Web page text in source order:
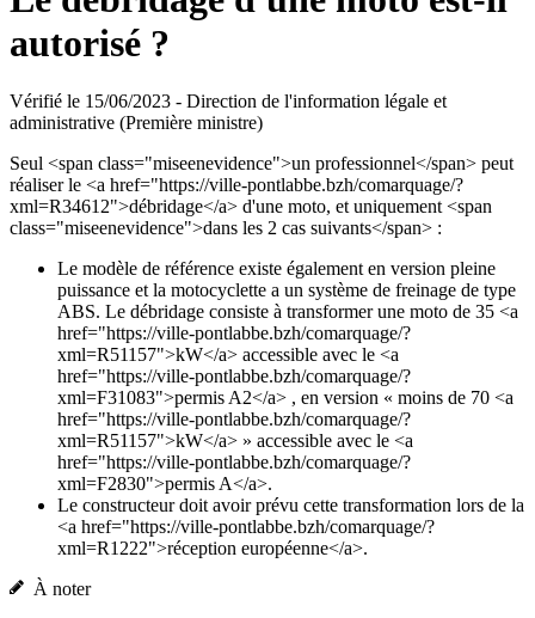
autorisé ?
Vérifié le 15/06/2023 - Direction de l'information légale et
administrative (Première ministre)
Seul <span class="miseenevidence">un professionnel</span> peut
réaliser le <a href="https://ville-pontlabbe.bzh/comarquage/?
xml=R34612">débridage</a> d'une moto, et uniquement <span
class="miseenevidence">dans les 2 cas suivants</span> :
Le modèle de référence existe également en version pleine
puissance et la motocyclette a un système de freinage de type
ABS. Le débridage consiste à transformer une moto de 35 <a
href="https://ville-pontlabbe.bzh/comarquage/?
xml=R51157">kW</a> accessible avec le <a
href="https://ville-pontlabbe.bzh/comarquage/?
xml=F31083">permis A2</a> , en version « moins de 70 <a
href="https://ville-pontlabbe.bzh/comarquage/?
xml=R51157">kW</a> » accessible avec le <a
href="https://ville-pontlabbe.bzh/comarquage/?
xml=F2830">permis A</a>.
Le constructeur doit avoir prévu cette transformation lors de la
<a href="https://ville-pontlabbe.bzh/comarquage/?
xml=R1222">réception européenne</a>.
À noter